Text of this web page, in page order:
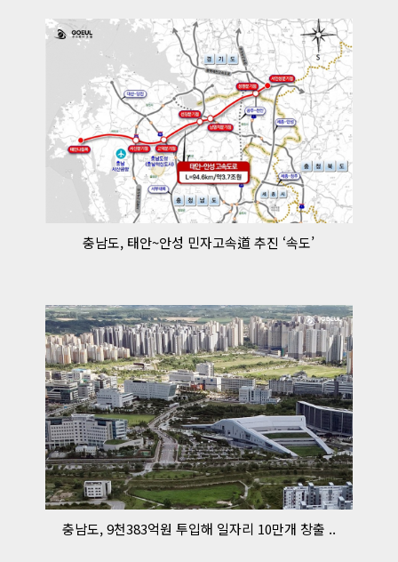
충남도, 태안~안성 민자고속道 추진 ‘속도’
충남도, 9천383억원 투입해 일자리 10만개 창출 ..